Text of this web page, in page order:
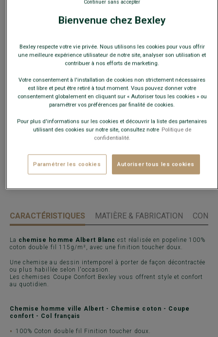
En cas d'hésitation, choisir la taille en-dessous de votre
taille habituelle.
Guide des tailles
Quelle est ma taille ?
+ AJOUTER AU PANIER
Livré en 24h ouvrées avec Chronopost Express
CARACTÉRISTIQUES MATIÈRE & FABRICATION
La chemise homme Albert Blanc est réalisée en popeline 100%
coton double fil 115g/m², avec une finition toucher doux.
Une chemise au dessin intemporel à porter de façon décontractée
ou plus habillée selon l'occasion.
Les chemises Coupe Confort Bexley vous offrent style et confort
au quotidien.
Chemise homme ville Albert - Chemise coton - Coupe
confort - Col français
100% Coton double fil Finition toucher doux.
Bienvenue chez Bexley
Bexley respecte votre vie privée. Nous utilisons les cookies pour vous offrir
une meilleure expérience utilisateur de notre site, analyser son utilisation et
contribuer à nos efforts de marketing.
Votre consentement à l'installation de cookies non strictement nécessaires
est libre et peut être retiré à tout moment. Vous pouvez donner votre
consentement globalement en cliquant sur « Autoriser tous les cookies » ou
paramétrer vos préférences par finalité de cookies.
Pour plus d'informations sur les cookies et découvrir la liste des partenaires
utilisant des cookies sur notre site, consultez notre Politique de
confidentialité.
Paramétrer les cookies Autoriser tous les cookies
Continuer sans accepter